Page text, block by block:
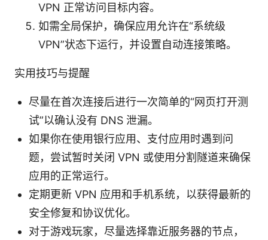
VPN 正常访问目标内容。
如需全局保护，确保应用允许在“系统级
VPN”状态下运行，并设置自动连接策略。
实用技巧与提醒
尽量在首次连接后进行一次简单的“网页打开测
试”以确认没有 DNS 泄漏。
如果你在使用银行应用、支付应用时遇到问
题，尝试暂时关闭 VPN 或使用分割隧道来确保
应用的正常运行。
定期更新 VPN 应用和手机系统，以获得最新的
安全修复和协议优化。
对于游戏玩家，尽量选择靠近服务器的节点，